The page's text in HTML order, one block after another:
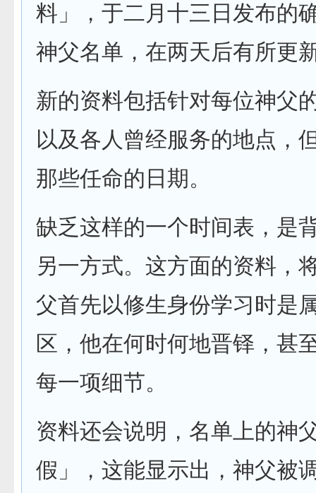
料」，于二月十三日发布的
神父名单，在两天后有所更
新的资料包括针对每位神父
以及各人曾经服务的地点，
那些任命的日期。
缺乏这样的一个时间表，是
另一方式。这方面的资料，
父首先以修生身份学习时是
区，他在何时何地晋铎，甚
每一项细节。
资料还会说明，名单上的神
假」，这能显示出，神父被